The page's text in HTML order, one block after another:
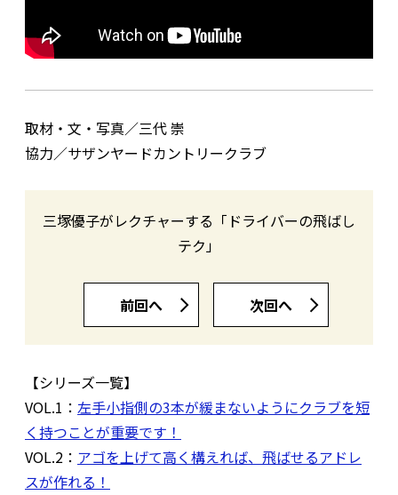
取材・文・写真／三代 崇
協力／サザンヤードカントリークラブ
三塚優子がレクチャーする「ドライバーの飛ばし
テク」
前回へ 次回へ
【シリーズ一覧】
VOL.1： 左手小指側の3本が緩まないようにクラブを短
く持つことが重要です！
VOL.2： アゴを上げて高く構えれば、飛ばせるアドレ
スが作れる！